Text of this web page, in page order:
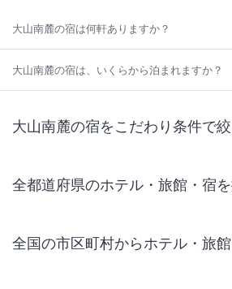
大山南麓の宿は何軒ありますか？
大山南麓の宿は、いくらから泊まれますか？
大山南麓の宿をこだわり条件で
全都道府県のホテル・旅館・宿
全国の市区町村からホテル・旅